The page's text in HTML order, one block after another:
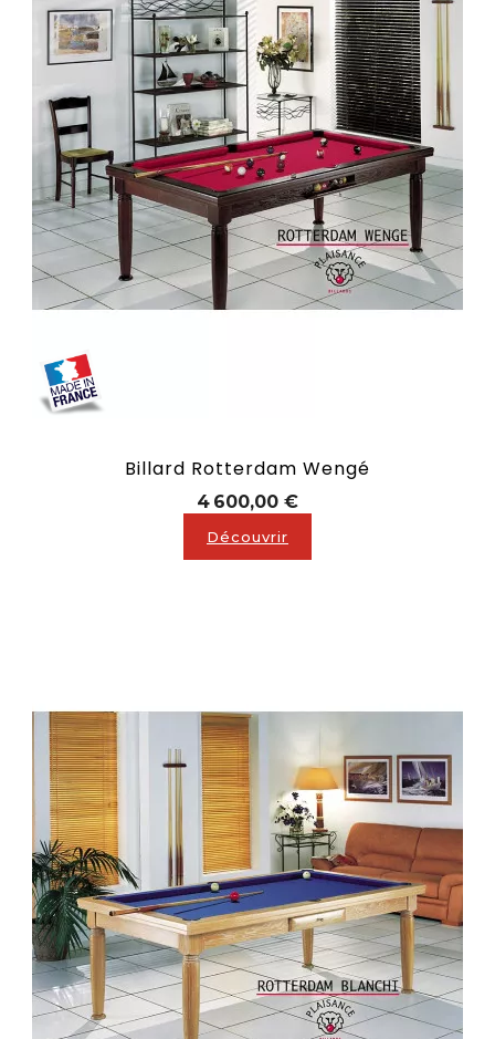
Billard Rotterdam Wengé
4 600,00 €Prix
Découvrir